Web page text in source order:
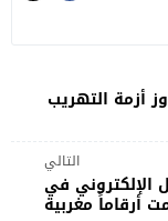
أزمة التهريب
التالي
الإلكتروني في
أرقاماً مغربية